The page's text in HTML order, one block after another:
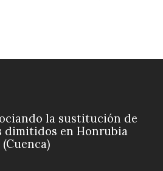
la sustitución de
dimitidos en Honrubia
(Cuenca)